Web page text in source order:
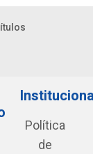
Política
de